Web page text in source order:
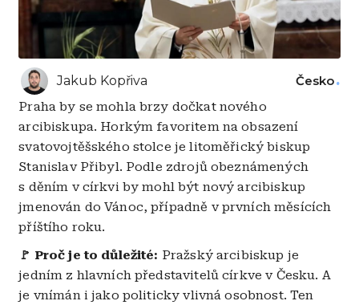
Jakub Kopřiva Česko
Praha by se mohla brzy dočkat nového
arcibiskupa. Horkým favoritem na obsazení
svatovojtěšského stolce je litoměřický biskup
Stanislav Přibyl. Podle zdrojů obeznámených
s děním v církvi by mohl být nový arcibiskup
jmenován do Vánoc, případně v prvních měsících
příštího roku.
🚩 Proč je to důležité: Pražský arcibiskup je
jedním z hlavních představitelů církve v Česku. A
je vnímán i jako politicky vlivná osobnost. Ten